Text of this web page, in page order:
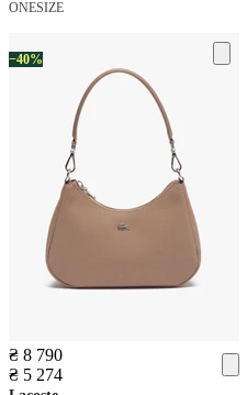
ONESIZE
−40%
₴ 8 790
₴ 5 274